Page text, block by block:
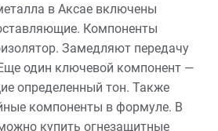
в Аксае включены
Компоненты
Замедляют передачу
один ключевой компонент —
определенный тон. Также
компоненты в формуле. В
купить огнезащитные